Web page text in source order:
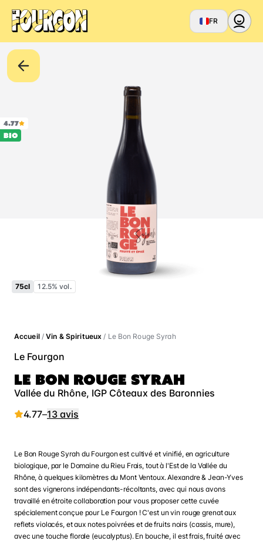
FR
4.77
BIO
75cl 12.5% vol.
Accueil/Vin & Spiritueux / Le Bon Rouge Syrah
Le Fourgon
LE BON ROUGE SYRAH
Vallée du Rhône, IGP Côteaux des Baronnies
4.77–13 avis
Le Bon Rouge Syrah du Fourgon est cultivé et vinifié, en agriculture
biologique, par le Domaine du Rieu Frais, tout à l'Est de la Vallée du
Rhône, à quelques kilomètres du Mont Ventoux. Alexandre & Jean-Yves
sont des vignerons indépendants-récoltants, avec qui nous avons
travaillé en étroite collaboration pour vous proposer cette cuvée
spécialement conçue pour Le Fourgon ! C'est un vin rouge grenat aux
reflets violacés, et aux notes poivrées et de fruits noirs (cassis, mure),
avec une touche florale (eucalyptus). En bouche, il est frais, fruité avec